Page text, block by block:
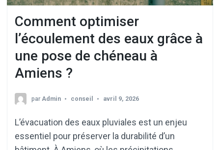
Comment optimiser
l’écoulement des eaux grâce à
une pose de chéneau à
Amiens ?
par Admin conseil avril 9, 2026
L’évacuation des eaux pluviales est un enjeu
essentiel pour préserver la durabilité d’un